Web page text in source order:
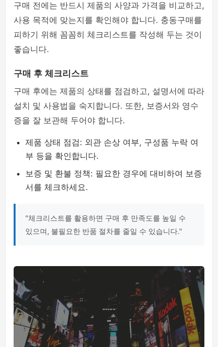
구매 전에는 반드시 제품의 사양과 가격을 비교하고,
사용 목적에 맞는지를 확인해야 합니다. 충동구매를
피하기 위해 꼼꼼히 체크리스트를 작성해 두는 것이
좋습니다.
구매 후 체크리스트
구매 후에는 제품의 상태를 점검하고, 설명서에 따라
설치 및 사용법을 숙지합니다. 또한, 보증서와 영수
증을 잘 보관해 두어야 합니다.
제품 상태 점검: 외관 손상 여부, 구성품 누락 여
부 등을 확인합니다.
보증 및 환불 정책: 필요한 경우에 대비하여 보증
서를 체크하세요.
"체크리스트를 활용하면 구매 후 만족도를 높일 수
있으며, 불필요한 반품 절차를 줄일 수 있습니다."